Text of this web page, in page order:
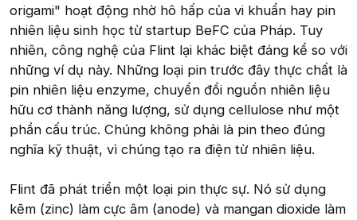
origami" hoạt động nhờ hô hấp của vi khuẩn hay pin
nhiên liệu sinh học từ startup BeFC của Pháp. Tuy
nhiên, công nghệ của Flint lại khác biệt đáng kể so với
những ví dụ này. Những loại pin trước đây thực chất là
pin nhiên liệu enzyme, chuyển đổi nguồn nhiên liệu
hữu cơ thành năng lượng, sử dụng cellulose như một
phần cấu trúc. Chúng không phải là pin theo đúng
nghĩa kỹ thuật, vì chúng tạo ra điện từ nhiên liệu.
Flint đã phát triển một loại pin thực sự. Nó sử dụng
kẽm (zinc) làm cực âm (anode) và mangan dioxide làm